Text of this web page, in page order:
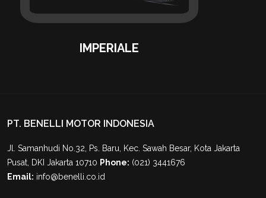
IMPERIALE
PT. BENELLI MOTOR INDONESIA
Jl. Samanhudi No.32, Ps. Baru, Kec. Sawah Besar, Kota Jakarta
Pusat, DKI Jakarta 10710 Phone: (021) 3441676
Email: info@benelli.co.id